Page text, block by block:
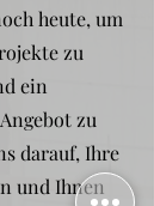
heute, um
zu
ein
zu
darauf, Ihre
und Ihnen